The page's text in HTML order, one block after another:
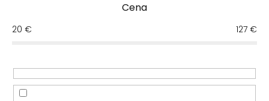
i
r
o
d
Abecedne
Cena
20 € 127 €